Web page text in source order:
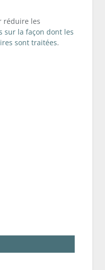
réduire les
sur la façon dont les
sont traitées.